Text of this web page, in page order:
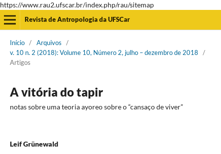
https://www.rau2.ufscar.br/index.php/rau/sitemap
Revista de Antropologia da UFSCar
Início / Arquivos
/
v. 10 n. 2 (2018): Volume 10, Número 2, julho – dezembro de 2018
/
Artigos
A vitória do tapir
notas sobre uma teoria ayoreo sobre o “cansaço de viver”
Leif Grünewald